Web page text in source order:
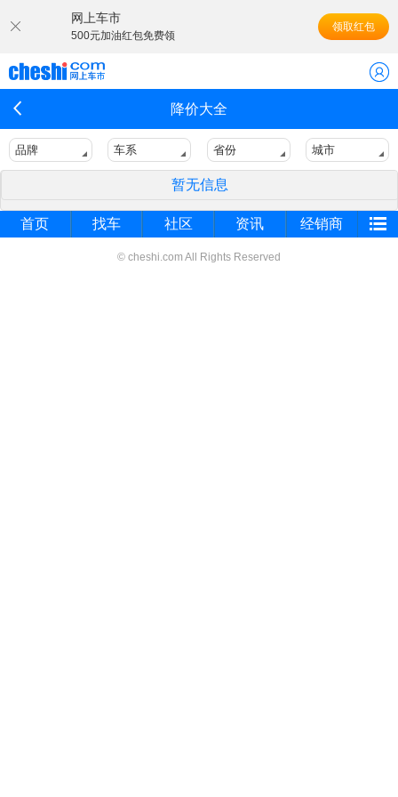
网上车市
500元加油红包免费领
领取红包
降价大全
品牌 车系 省份 城市
暂无信息
首页 找车 社区 资讯 经销商
© cheshi.com All Rights Reserved